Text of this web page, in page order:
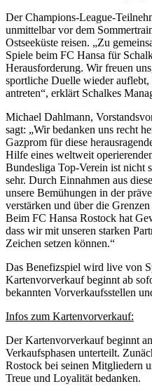
Der Champions-League-
unmittelbar vor dem
Ostseeküste reisen. „Zu
Spiele beim FC Hansa für
Herausforderung. Wir freuen
sportliche Duelle wieder
antreten“, erklärt Schalkes
Michael Dahlmann,
sagt: „Wir bedanken uns recht
Gazprom für diese
Hilfe eines weltweit
Bundesliga Top-Verein ist nicht
sehr. Durch Einnahmen aus
unsere Bemühungen in der
verstärken und über die
Beim FC Hansa Rostock hat
dass wir mit unseren starken
Zeichen setzen können.“
Das Benefizspiel wird live von
Kartenvorverkauf beginnt ab
bekannten Vorverkaufsstellen
Infos zum Kartenvorverkauf:
Der Kartenvorverkauf beginnt
Verkaufsphasen unterteilt.
Rostock bei seinen Mitgliedern
Treue und Loyalität bedanken.